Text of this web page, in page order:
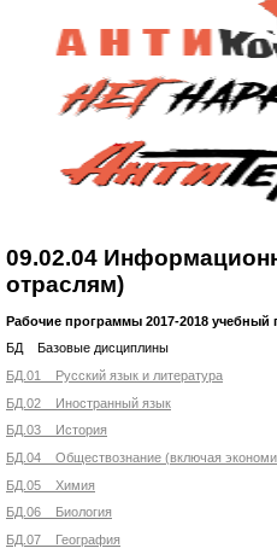
09.02.04
отраслям)
Рабочие программы 2017-2018 учебный
БД Базовые дисциплины
БД.01 Русский язык и литература
БД.02 Иностранный язык
БД.03 История
БД.04 Обществознание (включая
БД.05 Химия
БД.06 Биология
БД.07 География